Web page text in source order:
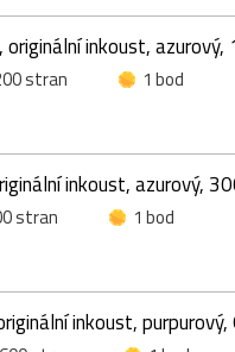
originální inkoust,
stran
1 bod
inkoust, azurový,
stran
1 bod
inkoust,